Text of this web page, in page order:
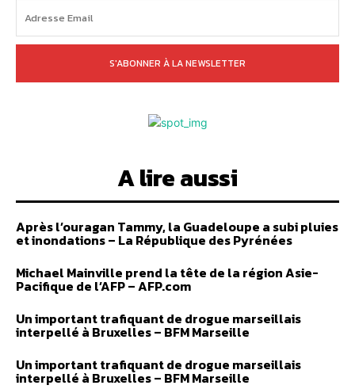
S'ABONNER À LA NEWSLETTER
A lire aussi
Après l’ouragan Tammy, la Guadeloupe a subi pluies
et inondations – La République des Pyrénées
Michael Mainville prend la tête de la région Asie-
Pacifique de l’AFP – AFP.com
Un important trafiquant de drogue marseillais
interpellé à Bruxelles – BFM Marseille
Un important trafiquant de drogue marseillais
interpellé à Bruxelles – BFM Marseille